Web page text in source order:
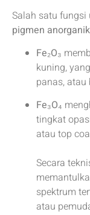
Salah satu
pigmen anorganik
Fe₂O₃
kuning,
panas,
Fe₃O₄
tingkat
atau top
Secara
spektrum
atau